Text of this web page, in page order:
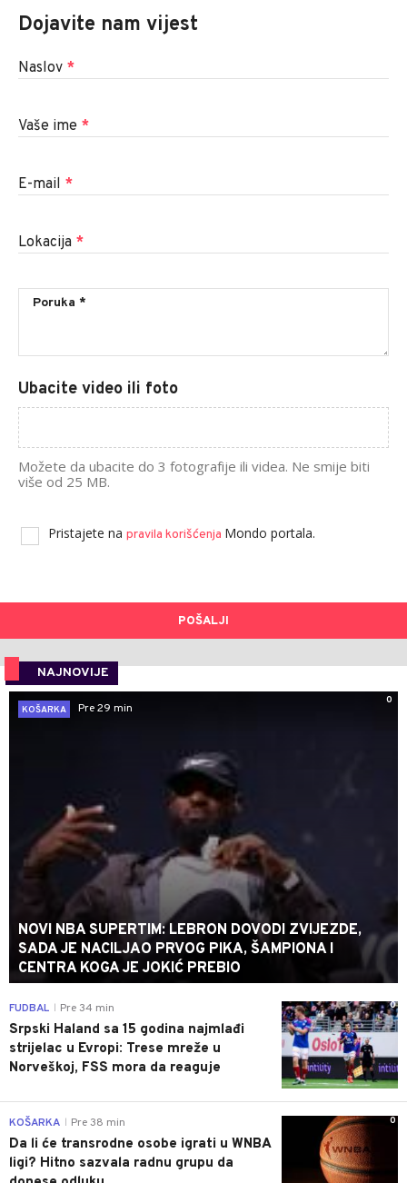
Dojavite nam vijest
Naslov *
Vaše ime *
E-mail *
Lokacija *
Ubacite video ili foto
Možete da ubacite do 3 fotografije ili videa. Ne smije biti
više od 25 MB.
Pristajete na pravila korišćenja Mondo portala.
POŠALJI
NAJNOVIJE
0
KOŠARKA
Pre 29 min
NOVI NBA SUPERTIM: LEBRON DOVODI ZVIJEZDE,
SADA JE NACILJAO PRVOG PIKA, ŠAMPIONA I
CENTRA KOGA JE JOKIĆ PREBIO
0
FUDBAL Pre 34 min
Srpski Haland sa 15 godina najmlađi
strijelac u Evropi: Trese mreže u
Norveškoj, FSS mora da reaguje
0
KOŠARKA Pre 38 min
Da li će transrodne osobe igrati u WNBA
ligi? Hitno sazvala radnu grupu da